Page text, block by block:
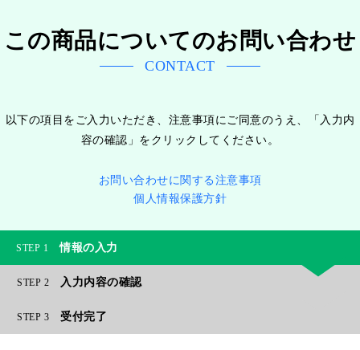
この商品についてのお問い合わせ
CONTACT
以下の項目をご入力いただき、注意事項にご同意のうえ、「入力内
容の確認」をクリックしてください。
お問い合わせに関する注意事項
個人情報保護方針
1 情報の入力
2 入力内容の確認
3 受付完了